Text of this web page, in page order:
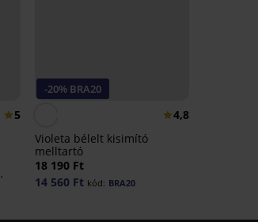
5
-20% BRA20
4,8
Violeta bélelt kisimító
melltartó
18 190 Ft
14 560 Ft kód: BRA20